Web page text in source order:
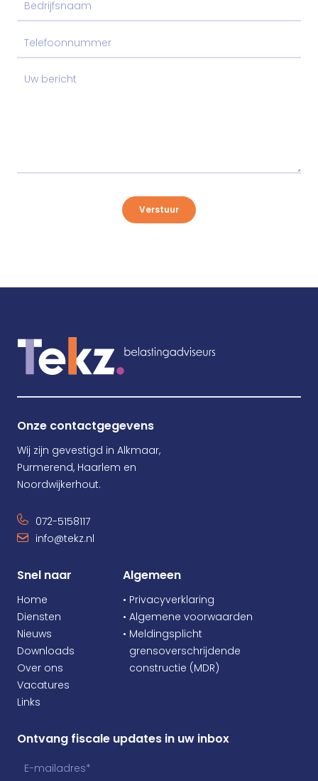
Verstuur
Onze contactgegevens
Wij zijn gevestigd in Alkmaar,
Purmerend, Haarlem en
Noordwijkerhout.
072-5158117
info@tekz.nl
Snel naar
Home
Diensten
Nieuws
Downloads
Over ons
Vacatures
Links
Algemeen
• Privacyverklaring
• Algemene voorwaarden
• Meldingsplicht
grensoverschrijdende
constructie (MDR)
Ontvang fiscale updates in uw inbox